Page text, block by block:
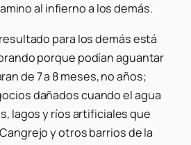
al infierno a los demás.
para los demás está
porque podían aguantar
de 7 a 8 meses, no años;
dañados cuando el agua
lagos y ríos artificiales que
y otros barrios de la